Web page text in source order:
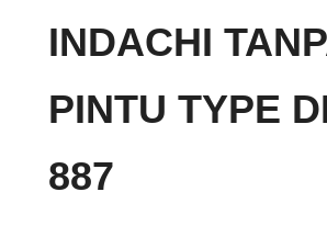
INDACHI
PINTU TYPE
887